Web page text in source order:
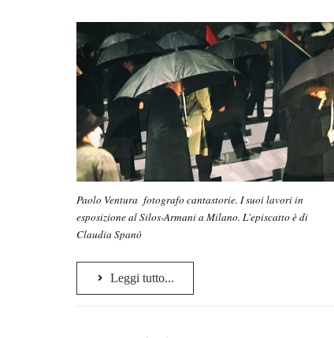
Paolo Ventura fotografo cantastorie. I suoi lavori in
esposizione al Silos-Armani a Milano. L'episcatto è di
Claudia Spanò
Leggi tutto...